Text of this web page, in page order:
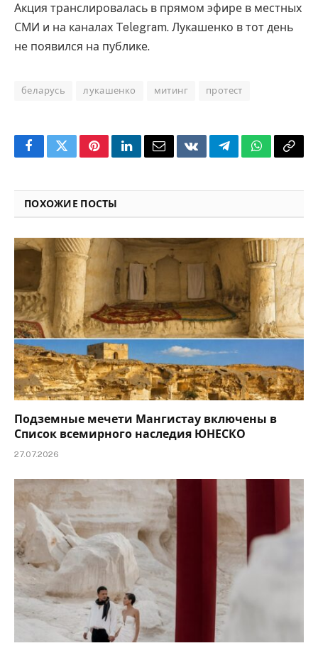
Акция транслировалась в прямом эфире в местных
СМИ и на каналах Telegram. Лукашенко в тот день
не появился на публике.
беларусь лукашенко митинг протест
FacebookTwitterPinterestLinkedInEmailVKontakteTelegramWhatsApp
Copy
ПОХОЖИЕ ПОСТЫ
Подземные мечети Мангистау включены в
Список всемирного наследия ЮНЕСКО
27.07.2026